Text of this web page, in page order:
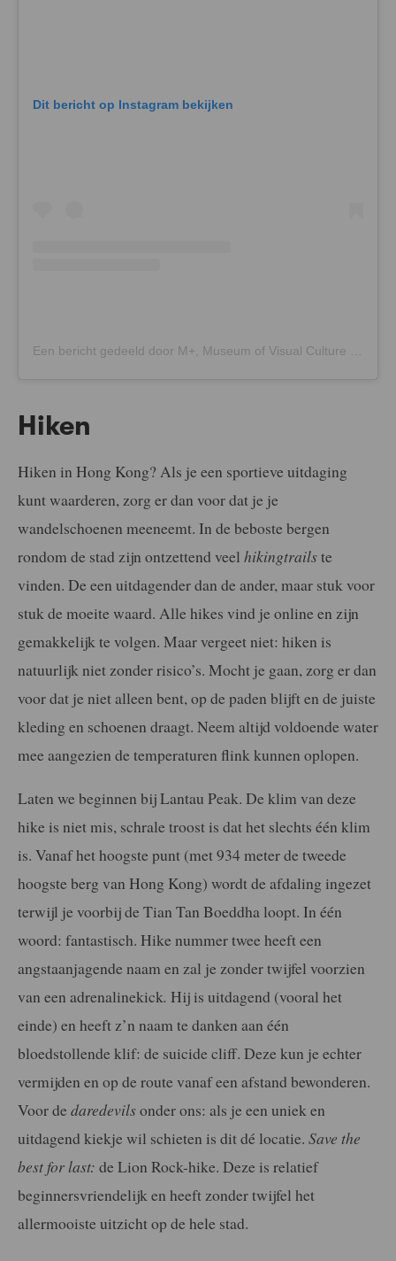
Dit bericht op Instagram bekijken
Hiken
Hiken in Hong Kong? Als je een sportieve uitdaging
kunt waarderen, zorg er dan voor dat je je
wandelschoenen meeneemt. In de beboste bergen
rondom de stad zijn ontzettend veel hikingtrailste
vinden. De een uitdagender dan de ander, maar stuk voor
stuk de moeite waard. Alle hikes vind je online en zijn
gemakkelijk te volgen. Maar vergeet niet: hiken is
natuurlijk niet zonder risico’s. Mocht je gaan, zorg er dan
voor dat je niet alleen bent, op de paden blijft en de juiste
kleding en schoenen draagt. Neem altijd voldoende water
mee aangezien de temperaturen flink kunnen oplopen.
Laten we beginnen bij Lantau Peak. De klim van deze
hike is niet mis, schrale troost is dat het slechts één klim
is. Vanaf het hoogste punt (met 934 meter de tweede
hoogste berg van Hong Kong) wordt de afdaling ingezet
terwijl je voorbij de Tian Tan Boeddha loopt. In één
woord: fantastisch. Hike nummer twee heeft een
angstaanjagende naam en zal je zonder twijfel voorzien
van een adrenalinekick. Hij is uitdagend (vooral het
einde) en heeft z’n naam te danken aan één
bloedstollende klif: de suicide cliff. Deze kun je echter
vermijden en op de route vanaf een afstand bewonderen.
Voor de daredevilsonder ons: als je een uniek en
uitdagend kiekje wil schieten is dit dé locatie. Save the
best for last: de Lion Rock-hike. Deze is relatief
beginnersvriendelijk en heeft zonder twijfel het
allermooiste uitzicht op de hele stad.